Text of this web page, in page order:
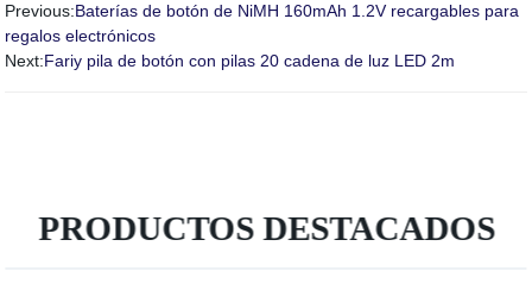
Previous:Baterías de botón de NiMH 160mAh 1.2V recargables para
regalos electrónicos
Next:Fariy pila de botón con pilas 20 cadena de luz LED 2m
PRODUCTOS DESTACADOS